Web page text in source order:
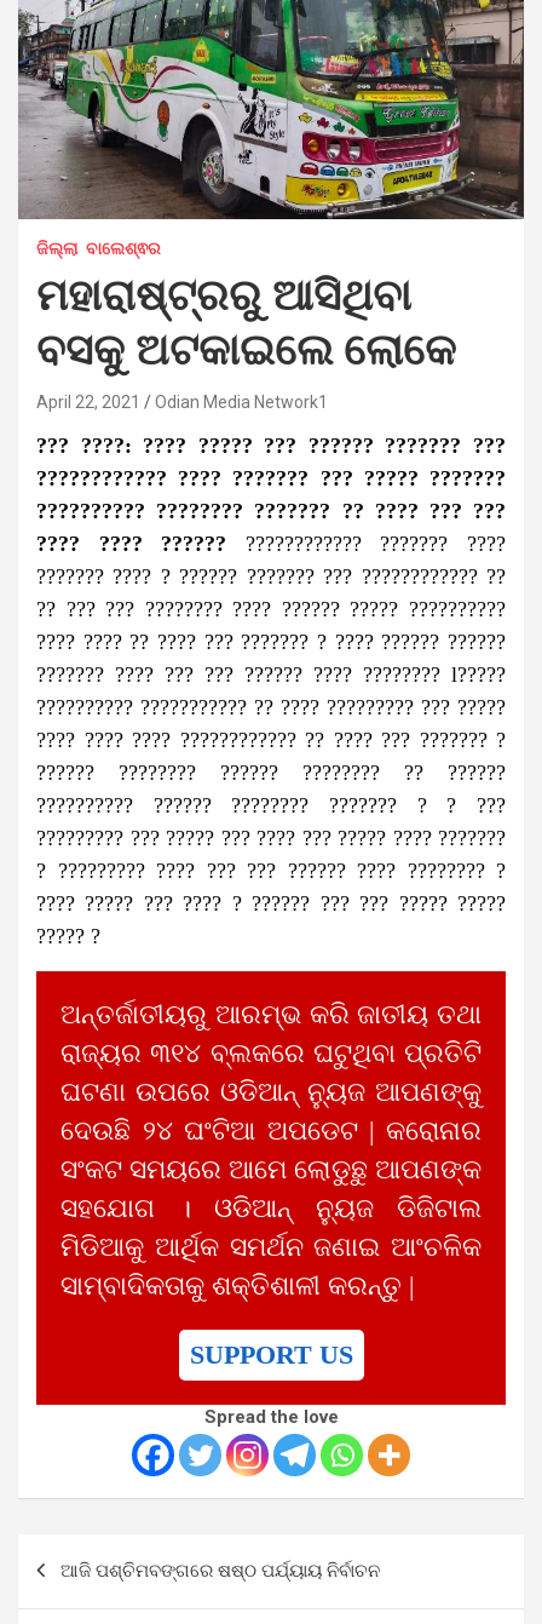
ଜିଲ୍ଲା ବାଲେଶ୍ଵର
ମହାରାଷ୍ଟ୍ରରୁ ଆସିଥିବା
ବସକୁ ଅଟକାଇଲେ ଲୋକେ
April 22, 2021 Odian Media Network1
??? ????: ???? ????? ??? ?????? ??????? ???
???????????? ???? ??????? ??? ????? ???????
?????????? ???????? ??????? ?? ???? ??? ???
???? ???? ?????? ???????????? ??????? ????
??????? ???? ? ?????? ??????? ??? ???????????? ??
?? ??? ??? ???????? ???? ?????? ????? ??????????
???? ???? ?? ???? ??? ??????? ? ???? ?????? ??????
??????? ???? ??? ??? ?????? ???? ???????? l?????
?????????? ??????????? ?? ???? ????????? ??? ?????
???? ???? ???? ???????????? ?? ???? ??? ??????? ?
?????? ???????? ?????? ???????? ?? ??????
?????????? ?????? ???????? ??????? ? ? ???
????????? ??? ????? ??? ???? ??? ????? ???? ???????
? ????????? ???? ??? ??? ?????? ???? ???????? ?
???? ????? ??? ???? ? ?????? ??? ??? ????? ?????
????? ?
ଅନ୍ତର୍ଜାତୀୟରୁ ଆରମ୍ଭ କରି ଜାତୀୟ ତଥା
ରାଜ୍ୟର ୩୧୪ ବ୍ଲକରେ ଘଟୁଥିବା ପ୍ରତିଟି
ଘଟଣା ଉପରେ ଓଡିଆନ୍ ନ୍ୟୁଜ ଆପଣଙ୍କୁ
ଦେଉଛି ୨୪ ଘଂଟିଆ ଅପଡେଟ | କରୋନାର
ସଂକଟ ସମୟରେ ଆମେ ଲୋଡୁଛୁ ଆପଣଙ୍କ
ସହଯୋଗ । ଓଡିଆନ୍ ନ୍ୟୁଜ ଡିଜିଟାଲ
ମିଡିଆକୁ ଆର୍ଥିକ ସମର୍ଥନ ଜଣାଇ ଆଂଚଳିକ
ସାମ୍ବାଦିକତାକୁ ଶକ୍ତିଶାଳୀ କରନ୍ତୁ |
SUPPORT US
Spread the love
navigation
ଆଜି ପଶ୍ଚିମବଙ୍ଗରେ ଷଷ୍ଠ ପର୍ଯ୍ୟାୟ ନିର୍ବାଚନ